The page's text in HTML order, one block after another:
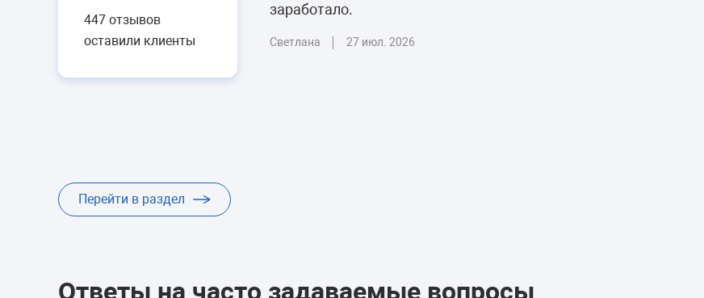
447 отзывов
оставили клиенты
заработало.
Светлана 27 июл. 2026
Перейти в раздел
Ответы на часто задаваемые вопросы